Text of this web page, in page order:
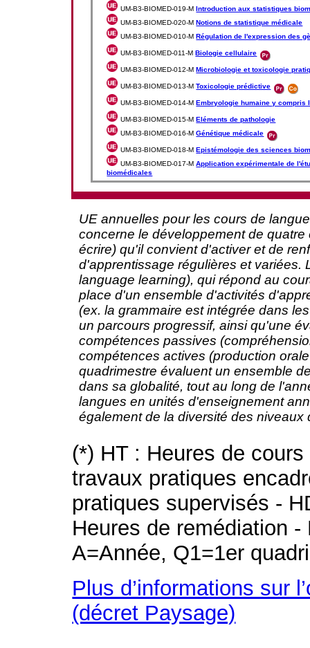
UM-B3-BIOMED-019-MIntroduction aux statistiques
UM-B3-BIOMED-020-MNotions de statistique médicale
UM-B3-BIOMED-010-MRégulation de l'expression des
UM-B3-BIOMED-011-MBiologie cellulaire
UM-B3-BIOMED-012-MMicrobiologie et toxicologie
UM-B3-BIOMED-013-MToxicologie prédictive
UM-B3-BIOMED-014-MEmbryologie humaine y compris
UM-B3-BIOMED-015-MEléments de pathologie
UM-B3-BIOMED-016-MGénétique médicale
UM-B3-BIOMED-018-MEpistémologie des sciences
UM-B3-BIOMED-017-MApplication expérimentale de
biomédicales
UE annuelles pour les cours de
concerne le développement de
écrire) qu'il convient d'activer et de
d'apprentissage régulières et variées.
language learning), qui répond au
place d'un ensemble d'activités
(ex. la grammaire est intégrée dans
un parcours progressif, ainsi qu'une
compétences passives
compétences actives (production
quadrimestre évaluent un ensemble
dans sa globalité, tout au long de
langues en unités d'enseignement
également de la diversité des
(*) HT : Heures de
travaux pratiques
pratiques supervisés -
Heures de remédiation
A=Année, Q1=1er
Plus d’informations sur
(décret Paysage)